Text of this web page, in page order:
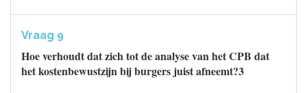
Vraag 9
Hoe verhoudt dat zich tot de analyse van het CPB dat
het kostenbewustzijn bij burgers juist afneemt?3